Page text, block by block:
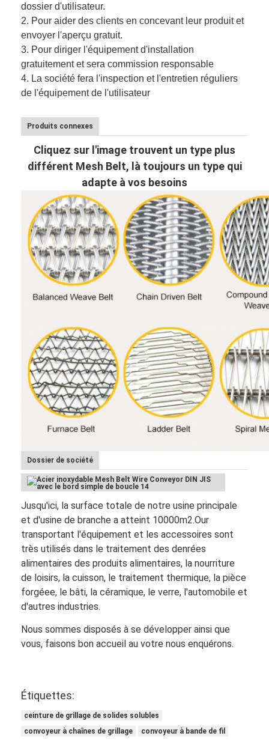
dossier d'utilisateur.
2. Pour aider des clients en concevant leur produit et
envoyer l'aperçu gratuit.
3. Pour diriger l'équipement d'installation
gratuitement et sera commission responsable
4. La société fera l'inspection et l'entretien réguliers
de l'équipement de l'utilisateur
Produits connexes
Cliquez sur l'image trouvent un type plus
différent Mesh Belt, là toujours un type qui
adapte à vos besoins
Dossier de société
Jusqu'ici, la surface totale de notre usine principale
et d'usine de branche a atteint 10000m2.Our
transportant l'équipement et les accessoires sont
très utilisés dans le traitement des denrées
alimentaires des produits alimentaires, la nourriture
de loisirs, la cuisson, le traitement thermique, la pièce
forgéee, le bâti, la céramique, le verre, l'automobile et
d'autres industries.
Nous sommes disposés à se développer ainsi que
vous, faisons bon accueil au votre nous enquérons.
Étiquettes:
ceinture de grillage de solides solubles
convoyeur à chaînes de grillage
convoyeur à bande de fil